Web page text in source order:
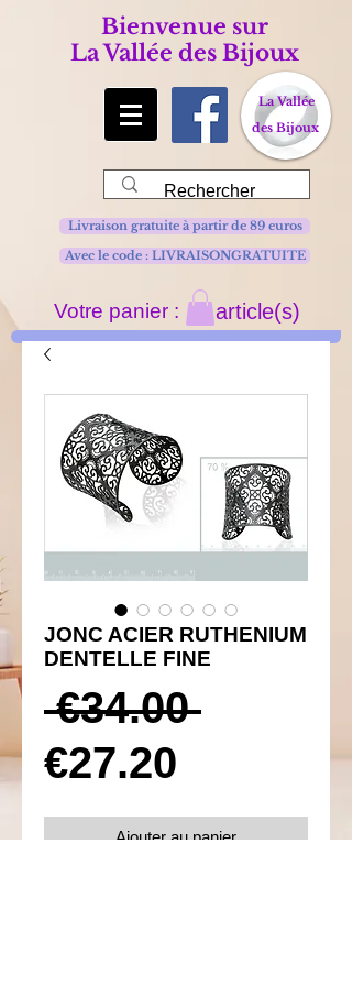
Bienvenue sur
La Vallée des Bijoux
La Vallée
des Bijoux
Avec le code : LIVRAISONGRATUITE
Livraison gratuite à partir de 89 euros
Votre panier : article(s)
JONC ACIER RUTHENIUM
DENTELLE FINE
€34.00 Prix
original
€27.20
Ajouter au panier